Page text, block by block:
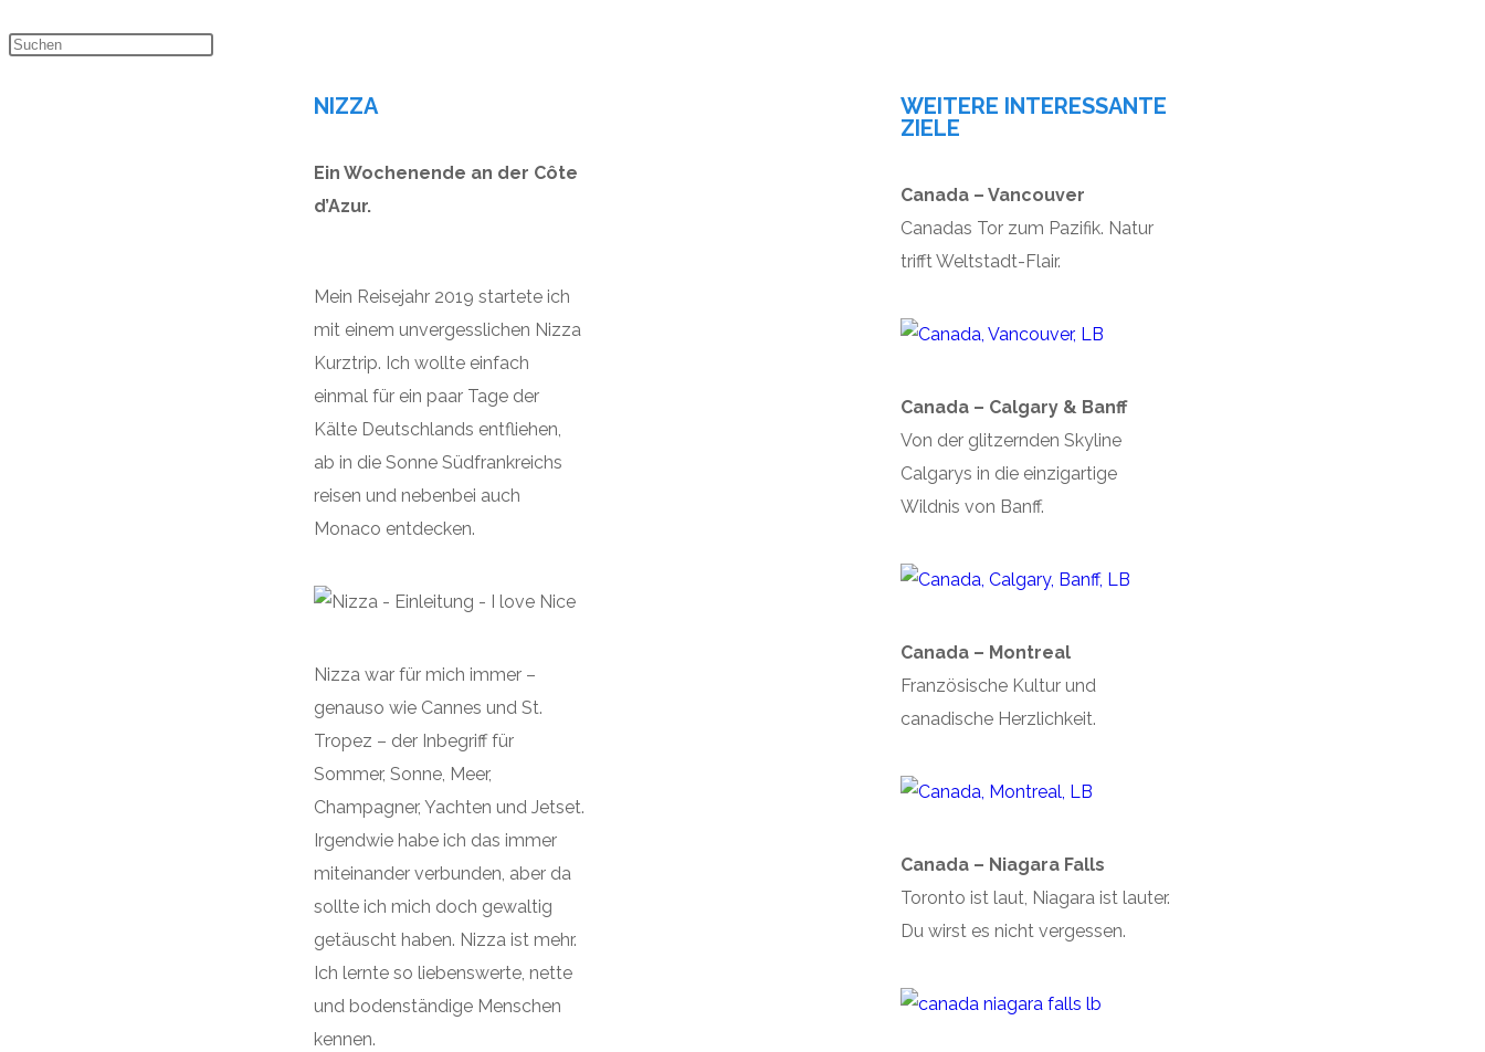
NIZZA
Ein Wochenende an der Côte
d’Azur.
Mein Reisejahr 2019 startete ich
mit einem unvergesslichen Nizza
Kurztrip. Ich wollte einfach
einmal für ein paar Tage der
Kälte Deutschlands entfliehen,
ab in die Sonne Südfrankreichs
reisen und nebenbei auch
Monaco entdecken.
Nizza war für mich immer –
genauso wie Cannes und St.
Tropez – der Inbegriff für
Sommer, Sonne, Meer,
Champagner, Yachten und Jetset.
Irgendwie habe ich das immer
miteinander verbunden, aber da
sollte ich mich doch gewaltig
getäuscht haben. Nizza ist mehr.
Ich lernte so liebenswerte, nette
und bodenständige Menschen
kennen.
WEITERE INTERESSANTE
ZIELE
Canada – Vancouver
Canadas Tor zum Pazifik. Natur
trifft Weltstadt-Flair.
Canada – Calgary & Banff
Von der glitzernden Skyline
Calgarys in die einzigartige
Wildnis von Banff.
Canada – Montreal
Französische Kultur und
canadische Herzlichkeit.
Canada – Niagara Falls
Toronto ist laut, Niagara ist lauter.
Du wirst es nicht vergessen.